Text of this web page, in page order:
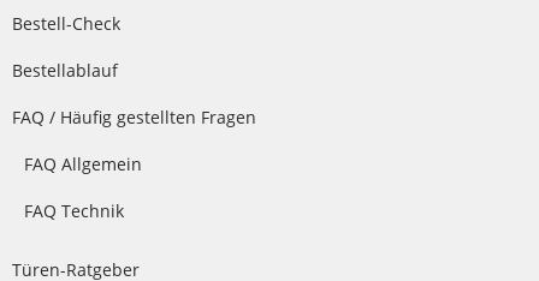
Bestell-Check
Bestellablauf
FAQ / Häufig gestellten Fragen
FAQ Allgemein
FAQ Technik
Türen-Ratgeber